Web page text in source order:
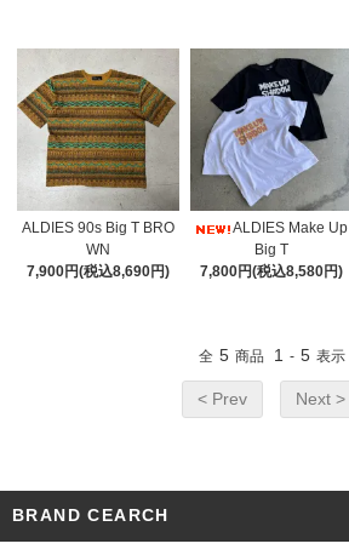
ALDIES 90s Big T BRO
WN
7,900円(税込8,690円)
ALDIES Make Up
Big T
7,800円(税込8,580円)
全 5 商品 1 - 5 表示
< Prev Next >
BRAND CEARCH